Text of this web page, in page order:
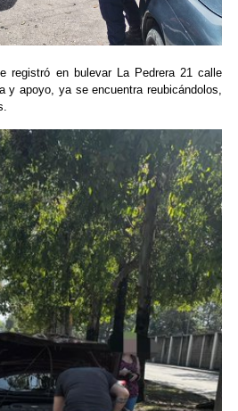
registró en bulevar La Pedrera 21 calle
y apoyo, ya se encuentra reubicándolos,